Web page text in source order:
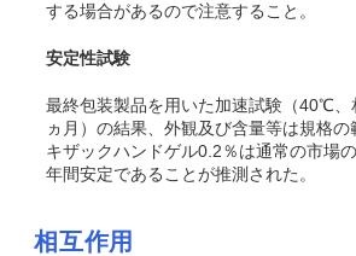
する場合があるので注意すること。
安定性試験
最終包装製品を用いた加速試験（40℃、
ヵ月）の結果、外観及び含量等は規格
キザックハンドゲル0.2％は通常の市場
年間安定であることが推測された。
相互作用